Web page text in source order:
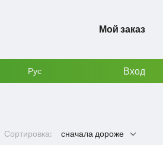
Мой заказ
Рус Вход
Сортировка: сначала дороже